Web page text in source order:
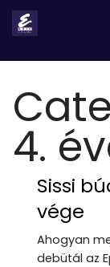
4.
Sissi
vége
Ahogyan
debütál az